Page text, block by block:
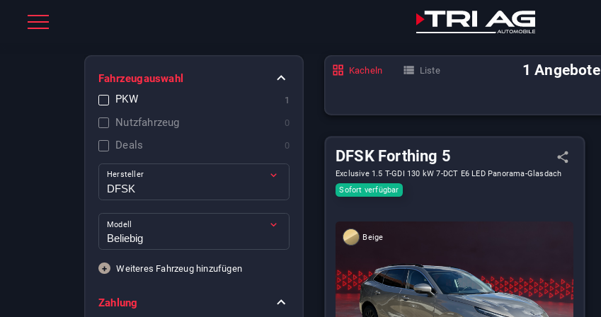
Fahrzeugauswahl
PKW
1
Nutzfahrzeug 0
Deals 0
Hersteller
Modell
+ Weiteres Fahrzeug hinzufügen
Zahlung
Kacheln Liste 1 Angebote
DFSK Forthing 5
Exclusive 1.5 T-GDI 130 kW 7-DCT E6 LED Panorama-Glasdach
Elektrische Heckklappe uvm
Sofort verfügbar
Beige